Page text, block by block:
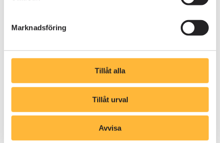
Marknadsföring
Tillåt alla
Tillåt urval
Avvisa
Classic
Artiklar